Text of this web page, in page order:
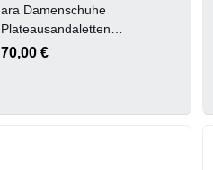
ara Damenschuhe
Plateausandaletten
WEISS,SAND
70,00 €